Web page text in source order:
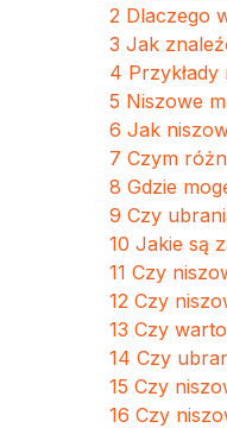
2 Dlaczego
3 Jak
4
5 Niszowe
6 Jak
7 Czym
8 Gdzie
9 Czy
10 Jakie są
11 Czy
12 Czy
13 Czy
14 Czy
15 Czy
16 Czy